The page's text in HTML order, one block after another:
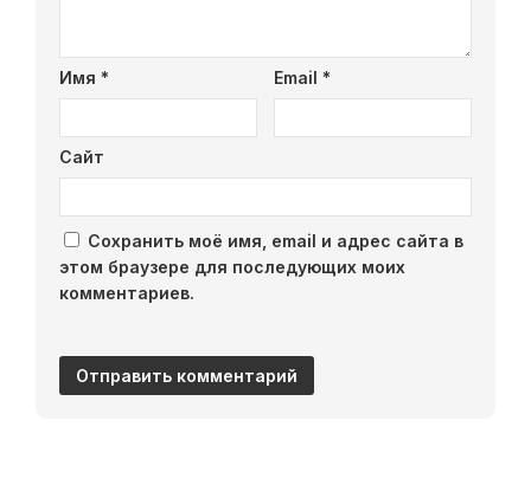
Имя * Email *
Сайт
Сохранить моё имя, email и адрес сайта в
этом браузере для последующих моих
комментариев.